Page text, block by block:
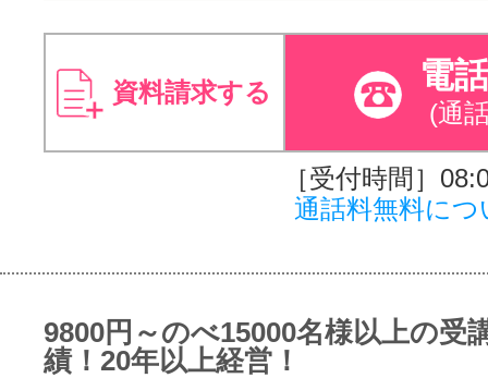
資料請求する 電
(通
［受付時間］
通話料無料につ
9800円～のべ15000名様以上の受
績！20年以上経営！